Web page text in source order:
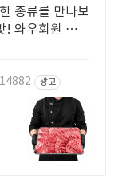
종류를 만나보
와우회원 무제
광고